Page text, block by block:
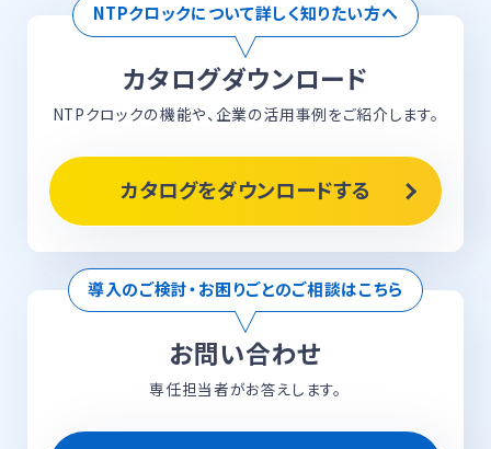
NTPクロックについて詳しく知りたい方へ
カタログダウンロード
NTPクロックの機能や、企業の活用事例をご紹介します。
カタログをダウンロードする
導入のご検討・お困りごとのご相談はこちら
お問い合わせ
専任担当者がお答えします。